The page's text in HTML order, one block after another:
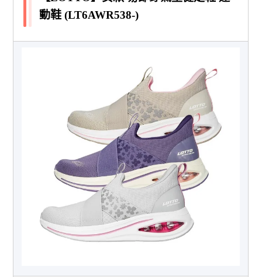
動鞋 (LT6AWR538-)